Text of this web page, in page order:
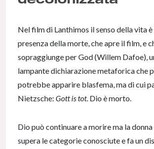
Nel film di Lanthimos il senso della vita
presenza della morte, che apre il film, e
sopraggiunge per God (Willem Dafoe),
lampante dichiarazione metaforica che
potrebbe apparire blasfema, ma di cui
Nietzsche: Gott is tot. Dio è morto.
Dio può continuare a morire ma la
supera le categorie conosciute e fa un